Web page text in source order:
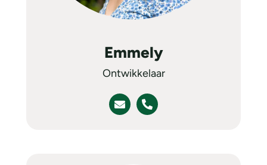
Emmely
Ontwikkelaar